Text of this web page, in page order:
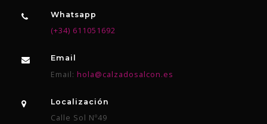
Whatsapp
(+34) 611051692
Email
Email: hola@calzadosalcon.es
Localización
Calle Sol Nº49